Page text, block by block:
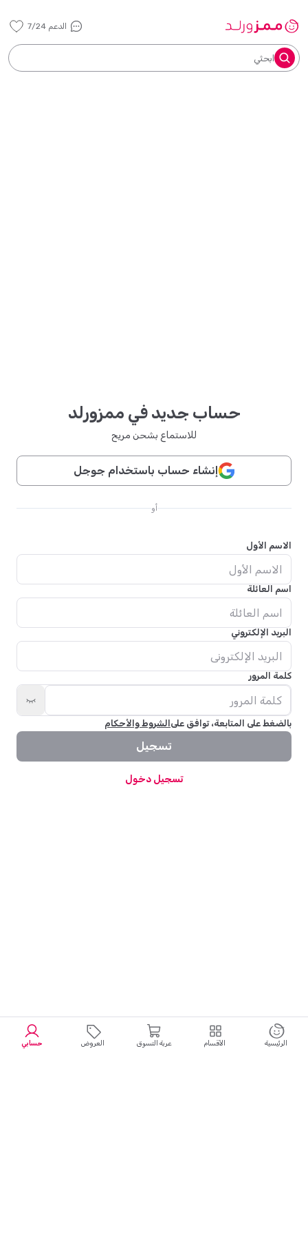
الدعم 7/24
ابحثي
حساب جديد في ممزورلد
للاستماع بشحن مريح
إنشاء حساب باستخدام جوجل
أو
الاسم الأول
اسم العائلة
البريد الإلكتروني
كلمة المرور
بالضغط على المتابعة، توافق على الشروط والأحكام
تسجيل
تسجيل دخول
الرئيسية الأقسام عربة التسوق العروض حسابي